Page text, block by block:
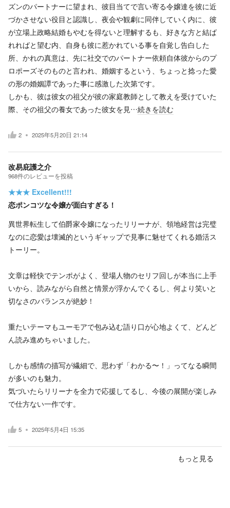
ズンのパートナーに望まれ、彼目当てで言い寄る令嬢達を彼に近
づかさせない役目と認識し、夜会や観劇に同伴していく内に、彼
が立場上政略結婚もやむを得ないと理解するも、好きな方と結ば
れればと望む内、自身も彼に惹かれている事を自覚し告白した
所、かれの真意は、先に社交でのパートナー依頼自体彼からのプ
ロポーズそのものと言われ、婚姻するという、ちょっと捻った愛
の形の婚姻譚であった事に感激した次第です。
しかも、彼は彼女の祖父が彼の家庭教師として教えを受けていた
際、その祖父の養女であった彼女を見…続きを読む
2 2025年5月20日 21:14
改易庇護之介
968件のレビューを投稿
★★★ Excellent!!!
恋ポンコツな令嬢が面白すぎる！
異世界転生して伯爵家令嬢になったリリーナが、領地経営は完璧
なのに恋愛は壊滅的というギャップで見事に魅せてくれる婚活ス
トーリー。
文章は軽快でテンポがよく、登場人物のセリフ回しが本当に上手
いから、読みながら自然と情景が浮かんでくるし、何より笑いと
切なさのバランスが絶妙！
重たいテーマもユーモアで包み込む語り口が心地よくて、どんど
ん読み進めちゃいました。
しかも感情の描写が繊細で、思わず「わかる〜！」ってなる瞬間
が多いのも魅力。
気づいたらリリーナを全力で応援してるし、今後の展開が楽しみ
で仕方ない一作です。
5 2025年5月4日 15:35
もっと見る